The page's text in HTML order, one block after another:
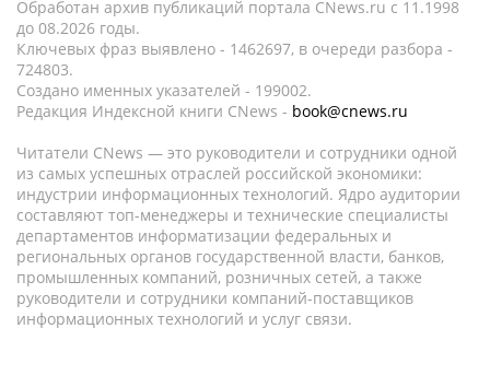
Обработан архив публикаций портала CNews.ru c 11.1998
до 08.2026 годы.
Ключевых фраз выявлено - 1462697, в очереди разбора -
724803.
Создано именных указателей - 199002.
Редакция Индексной книги CNews - book@cnews.ru
Читатели CNews — это руководители и сотрудники одной
из самых успешных отраслей российской экономики:
индустрии информационных технологий. Ядро аудитории
составляют топ-менеджеры и технические специалисты
департаментов информатизации федеральных и
региональных органов государственной власти, банков,
промышленных компаний, розничных сетей, а также
руководители и сотрудники компаний-поставщиков
информационных технологий и услуг связи.